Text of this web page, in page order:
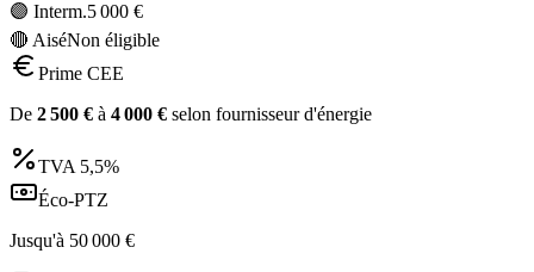
🟣 Interm.5 000 €
🔴 AiséNon éligible
Prime CEE
De 2 500 € à 4 000 € selon fournisseur d'énergie
TVA 5,5%
Éco-PTZ
Jusqu'à 50 000 €